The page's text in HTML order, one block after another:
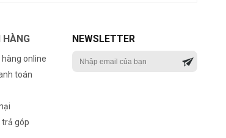
HÀNG
online
toán
trả góp
NEWSLETTER